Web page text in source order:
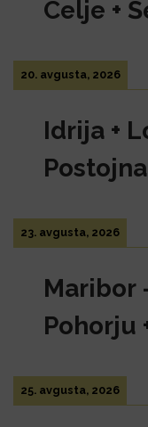
Celje +
20. avgusta, 2026
Idrija +
23. avgusta, 2026
Maribor
Pohorju
25. avgusta, 2026